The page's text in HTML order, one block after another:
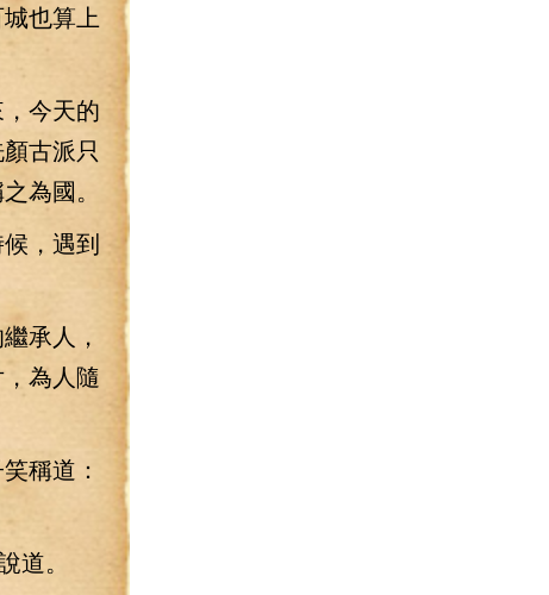
也算上
今天的
古派只
為國。
，遇到
承人，
為人隨
稱道：
。